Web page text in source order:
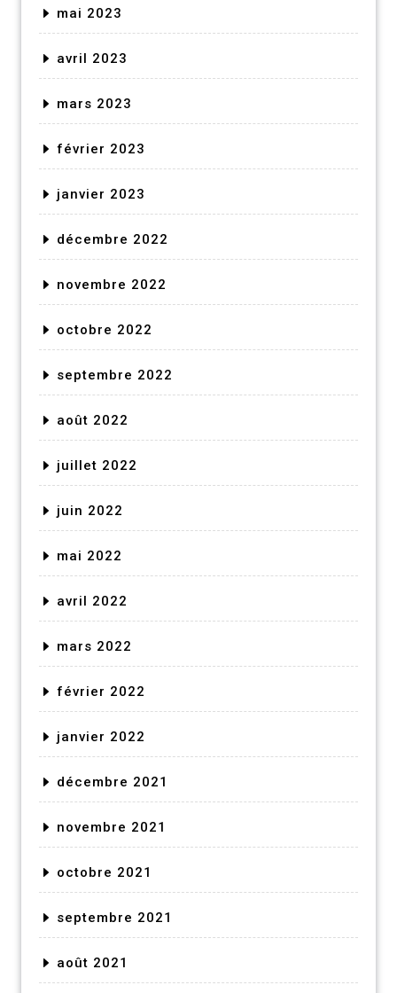
mai 2023
avril 2023
mars 2023
février 2023
janvier 2023
décembre 2022
novembre 2022
octobre 2022
septembre 2022
août 2022
juillet 2022
juin 2022
mai 2022
avril 2022
mars 2022
février 2022
janvier 2022
décembre 2021
novembre 2021
octobre 2021
septembre 2021
août 2021